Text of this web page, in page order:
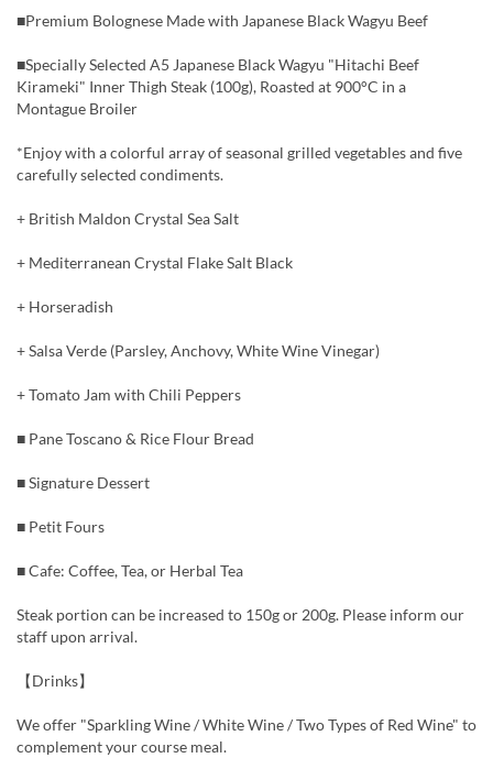
■Premium Bolognese Made with Japanese Black Wagyu Beef
■Specially Selected A5 Japanese Black Wagyu "Hitachi Beef
Kirameki" Inner Thigh Steak (100g), Roasted at 900°C in a
Montague Broiler
*Enjoy with a colorful array of seasonal grilled vegetables and five
carefully selected condiments.
+ British Maldon Crystal Sea Salt
+ Mediterranean Crystal Flake Salt Black
+ Horseradish
+ Salsa Verde (Parsley, Anchovy, White Wine Vinegar)
+ Tomato Jam with Chili Peppers
■ Pane Toscano & Rice Flour Bread
■ Signature Dessert
■ Petit Fours
■ Cafe: Coffee, Tea, or Herbal Tea
Steak portion can be increased to 150g or 200g. Please inform our
staff upon arrival.
【Drinks】
We offer "Sparkling Wine / White Wine / Two Types of Red Wine" to
complement your course meal.